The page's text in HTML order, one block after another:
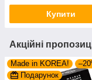
Купити
Акційні
Made in KOREA!
Подарунок